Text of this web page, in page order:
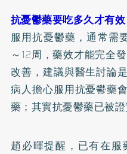
抗憂鬱藥要吃多久才有效
服用抗憂鬱藥，通常需
～12周，藥效才能完全
改善，建議與醫生討論
病人擔心服用抗憂鬰藥
藥；其實抗憂鬱藥已被證
趙必暉提醒，已有在